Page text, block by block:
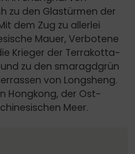
zu den Glastürmen der
dem Zug zu allerlei
Mauer, Verbotene
Krieger der Terrakotta-
und zu den smaragdgrün
von Longsheng.
Hongkong, der Ost-
Meer.